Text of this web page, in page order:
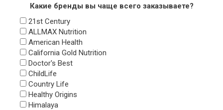
Какие бренды вы чаще всего заказываете?
21st Century
ALLMAX Nutrition
American Health
California Gold Nutrition
Doctor's Best
ChildLife
Country Life
Healthy Origins
Himalaya